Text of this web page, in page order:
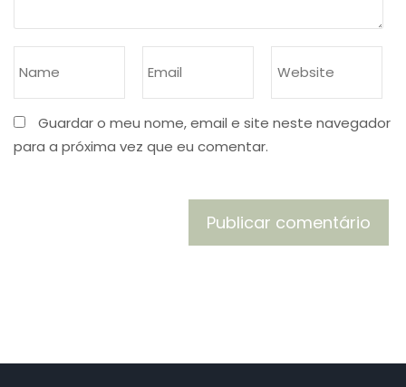
Guardar o meu nome, email e site neste navegador
para a próxima vez que eu comentar.